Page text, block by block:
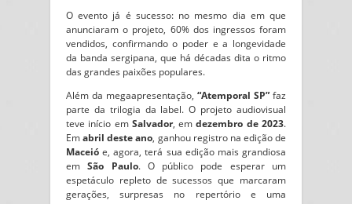
O evento já é sucesso: no mesmo dia em que
anunciaram o projeto, 60% dos ingressos foram
vendidos, confirmando o poder e a longevidade
da banda sergipana, que há décadas dita o ritmo
das grandes paixões populares.
Além da megaapresentação, “Atemporal SP” faz
parte da trilogia da label. O projeto audiovisual
teve início em Salvador, emdezembro de 2023.
Emabril deste ano, ganhou registro na edição de
Maceió e, agora, terá sua edição mais grandiosa
emSão Paulo. O público pode esperar um
espetáculo repleto de sucessos que marcaram
gerações, surpresas no repertório e uma